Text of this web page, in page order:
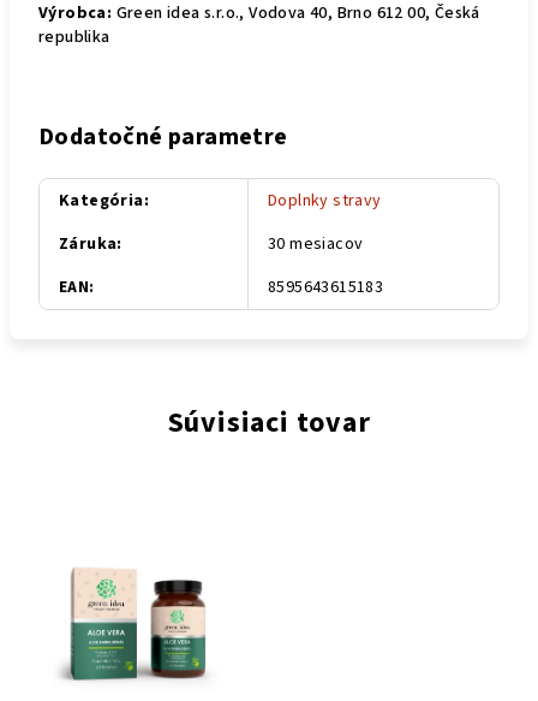
Výrobca: Green idea s.r.o., Vodova 40, Brno 612 00, Česká
republika
Dodatočné parametre
Kategória:
Doplnky stravy
Záruka:
30 mesiacov
EAN: 8595643615183
Súvisiaci tovar